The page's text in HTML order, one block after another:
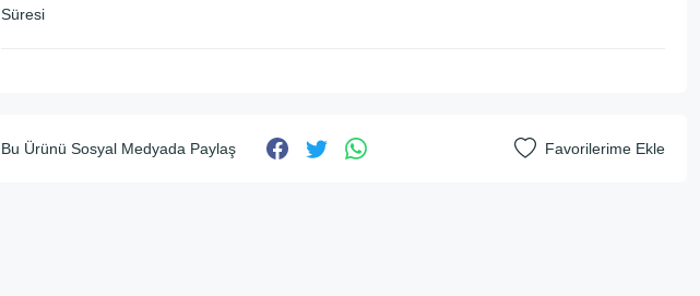
Süresi
Bu Ürünü Sosyal Medyada Paylaş